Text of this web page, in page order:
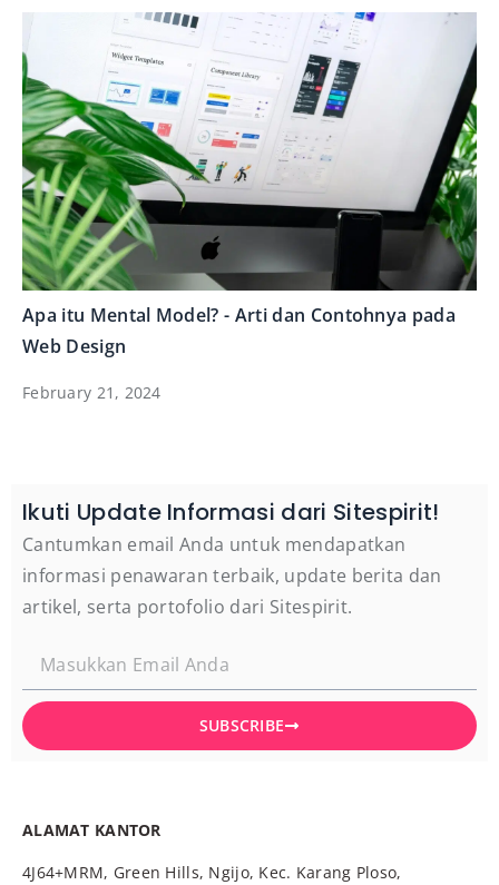
Apa itu Mental Model? - Arti dan Contohnya pada
Web Design
February 21, 2024
Ikuti Update Informasi dari Sitespirit!
Cantumkan email Anda untuk mendapatkan
informasi penawaran terbaik, update berita dan
artikel, serta portofolio dari Sitespirit.
SUBSCRIBE
ALAMAT KANTOR
4J64+MRM, Green Hills, Ngijo, Kec. Karang Ploso,